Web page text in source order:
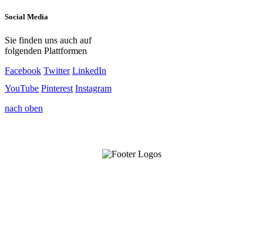
Social Media
Sie finden uns auch auf
folgenden Plattformen
Facebook Twitter LinkedIn
YouTube Pinterest Instagram
nach oben